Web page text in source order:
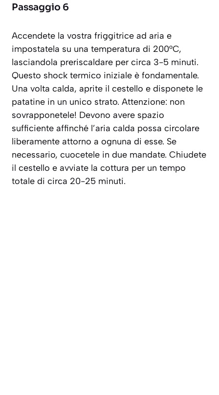
Passaggio 6
Accendete la vostra friggitrice ad aria e
impostatela su una temperatura di 200°C,
lasciandola preriscaldare per circa 3-5 minuti.
Questo shock termico iniziale è fondamentale.
Una volta calda, aprite il cestello e disponete le
patatine in un unico strato. Attenzione: non
sovrapponetele! Devono avere spazio
sufficiente affinché l’aria calda possa circolare
liberamente attorno a ognuna di esse. Se
necessario, cuocetele in due mandate. Chiudete
il cestello e avviate la cottura per un tempo
totale di circa 20-25 minuti.